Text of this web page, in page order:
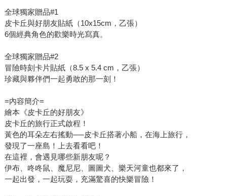
全球獨家贈品#1
皮卡丘與好朋友貼紙（10x15cm，乙張）
6個經典角色的歡樂時光寫真。
全球獨家贈品#2
冒險時刻卡片貼紙（8.5 x 5.4 cm，乙張）
珍藏與夥伴們一起勇敢的那一刻！
=內容簡介=
繪本《皮卡丘的好朋友》
皮卡丘的旅行正式啟程！
黃色的耳朵左右搖動──皮卡丘搭著小船，在海上旅行，
發現了一座島！上去看看吧！
在這裡，會遇見哪些新朋友呢？
伊布、咚咚鼠、魔尼尼、圖圖犬、樂天河童也都來了，
一起出發，一起玩耍，充滿驚喜的快樂冒險！